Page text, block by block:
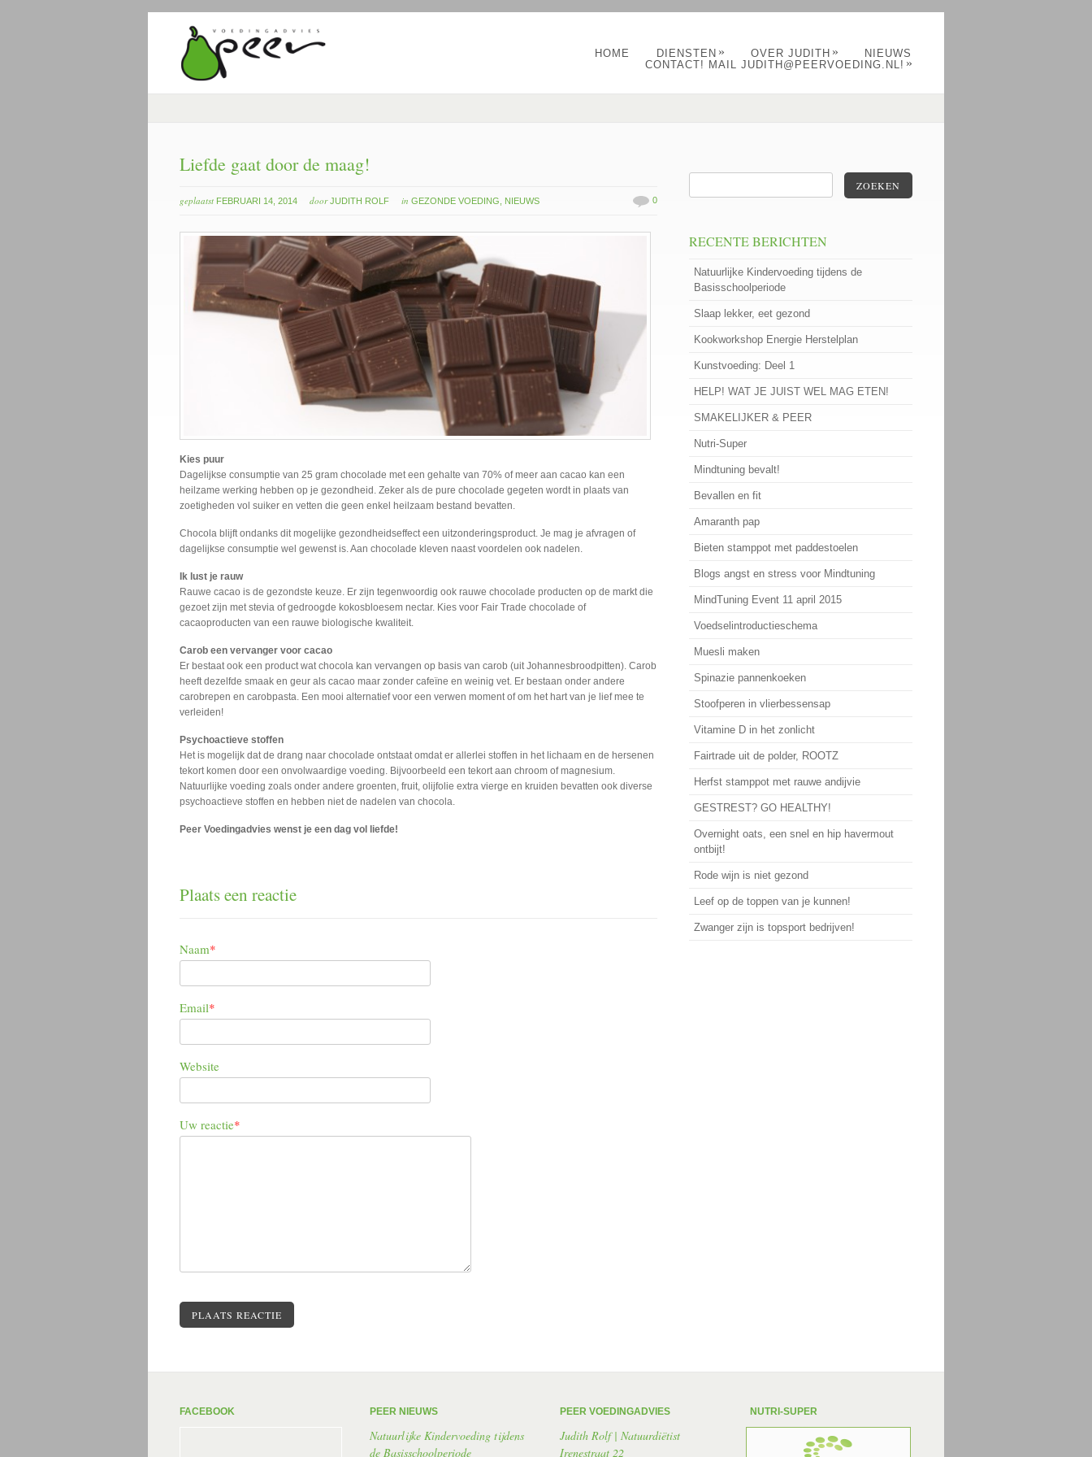
HOME DIENSTEN » OVER JUDITH »
NIEUWS
CONTACT! MAIL JUDITH@PEERVOEDING.NL! »
Liefde gaat door de maag!
geplaatst FEBRUARI 14, 2014 door JUDITH ROLF inGEZONDE VOEDING NIEUWS 0
Kies puur
Dagelijkse consumptie van 25 gram chocolade met een gehalte van 70% of meer aan cacao kan een
heilzame werking hebben op je gezondheid. Zeker als de pure chocolade gegeten wordt in plaats van
zoetigheden vol suiker en vetten die geen enkel heilzaam bestand bevatten.
Chocola blijft ondanks dit mogelijke gezondheidseffect een uitzonderingsproduct. Je mag je afvragen of
dagelijkse consumptie wel gewenst is. Aan chocolade kleven naast voordelen ook nadelen.
Ik lust je rauw
Rauwe cacao is de gezondste keuze. Er zijn tegenwoordig ook rauwe chocolade producten op de markt die
gezoet zijn met stevia of gedroogde kokosbloesem nectar. Kies voor Fair Trade chocolade of
cacaoproducten van een rauwe biologische kwaliteit.
Carob een vervanger voor cacao
Er bestaat ook een product wat chocola kan vervangen op basis van carob (uit Johannesbroodpitten). Carob
heeft dezelfde smaak en geur als cacao maar zonder cafeïne en weinig vet. Er bestaan onder andere
carobrepen en carobpasta. Een mooi alternatief voor een verwen moment of om het hart van je lief mee te
verleiden!
Psychoactieve stoffen
Het is mogelijk dat de drang naar chocolade ontstaat omdat er allerlei stoffen in het lichaam en de hersenen
tekort komen door een onvolwaardige voeding. Bijvoorbeeld een tekort aan chroom of magnesium.
Natuurlijke voeding zoals onder andere groenten, fruit, olijfolie extra vierge en kruiden bevatten ook diverse
psychoactieve stoffen en hebben niet de nadelen van chocola.
Peer Voedingadvies wenst je een dag vol liefde!
Plaats een reactie
Naam*
Email*
Website
Uw reactie*
PLAATS REACTIE
ZOEKEN
RECENTE BERICHTEN
Natuurlijke Kindervoeding tijdens de
Basisschoolperiode
Slaap lekker, eet gezond
Kookworkshop Energie Herstelplan
Kunstvoeding: Deel 1
HELP! WAT JE JUIST WEL MAG ETEN!
SMAKELIJKER & PEER
Nutri-Super
Mindtuning bevalt!
Bevallen en fit
Amaranth pap
Bieten stamppot met paddestoelen
Blogs angst en stress voor Mindtuning
MindTuning Event 11 april 2015
Voedselintroductieschema
Muesli maken
Spinazie pannenkoeken
Stoofperen in vlierbessensap
Vitamine D in het zonlicht
Fairtrade uit de polder, ROOTZ
Herfst stamppot met rauwe andijvie
GESTREST? GO HEALTHY!
Overnight oats, een snel en hip havermout
ontbijt!
Rode wijn is niet gezond
Leef op de toppen van je kunnen!
Zwanger zijn is topsport bedrijven!
FACEBOOK PEER NIEUWS
Natuurlijke Kindervoeding tijdens
de Basisschoolperiode
PEER VOEDINGADVIES
Judith Rolf | Natuurdiëtist
Irenestraat 22
NUTRI-SUPER